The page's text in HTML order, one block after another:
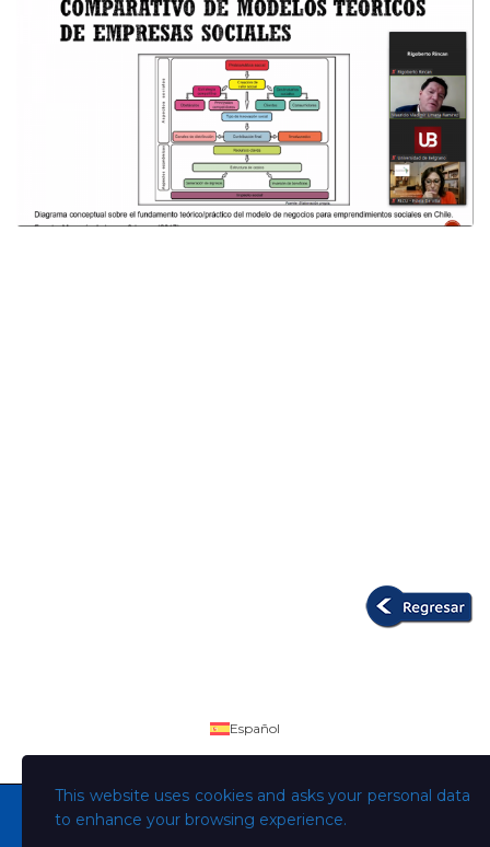
This website uses cookies and asks your personal data
to enhance your browsing experience.
Español